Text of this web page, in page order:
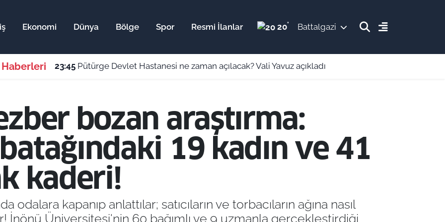
Ekonomi Dünya Bölge Spor Resmi İlanlar 20° Battalgazi
Haberleri 23:45 Pütürge Devlet Hastanesi ne zaman açılacak? Vali Yavuz açıkladı
bozan araştırma:
19 kadın ve 41
kaderi!
odalara kapanıp anlattılar; satıcıların ve torbacıların ağına nasıl
Üniversitesi'nin 60 bağımlı ve 9 uzmanla gerçekleştirdiği